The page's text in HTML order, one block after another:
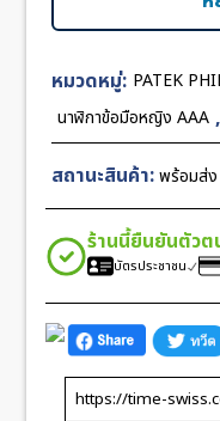
Dial
36mm
PPF
V2
Swiss
ชิ้น
หมวดหมู่: PATEK
นาฬิกาข้อมือหญิง AAA ,
สถานะสินค้า:พร้อมส่ง
ร้านนี้ยืนยันตัวต
บัตรประชาชน